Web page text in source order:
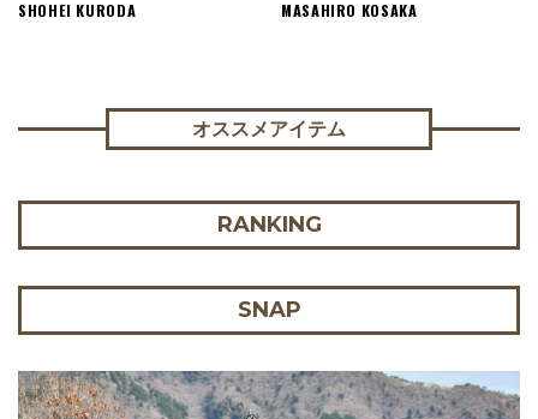
SHOHEI KURODA MASAHIRO KOSAKA
オススメアイテム
RANKING
SNAP